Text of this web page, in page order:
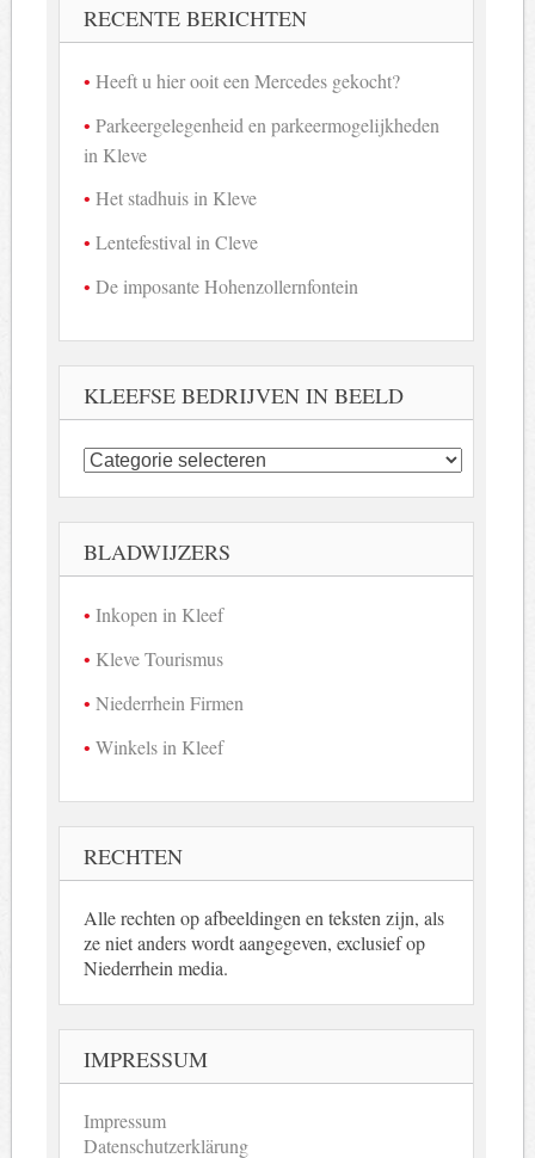
RECENTE BERICHTEN
Heeft u hier ooit een Mercedes gekocht?
Parkeergelegenheid en parkeermogelijkheden
in Kleve
Het stadhuis in Kleve
Lentefestival in Cleve
De imposante Hohenzollernfontein
KLEEFSE BEDRIJVEN IN BEELD
Kleefse
bedrijven
beeld
BLADWIJZERS
Inkopen in Kleef
Kleve Tourismus
Niederrhein Firmen
Winkels in Kleef
RECHTEN
Alle rechten op afbeeldingen en teksten zijn, als
ze niet anders wordt aangegeven, exclusief op
Niederrhein media.
IMPRESSUM
Impressum
Datenschutzerklärung